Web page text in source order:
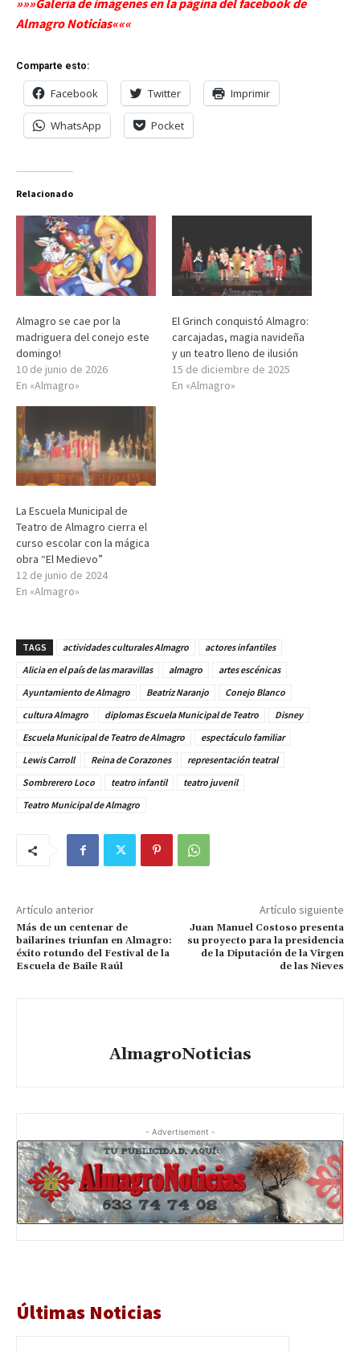
»»»Galería de imágenes en la página del facebook de
Almagro Noticias«««
Comparte esto:
Facebook Twitter Imprimir
WhatsApp Pocket
Relacionado
Almagro se cae por la
madriguera del conejo este
domingo!
10 de junio de 2026
En «Almagro»
El Grinch conquistó Almagro:
carcajadas, magia navideña
y un teatro lleno de ilusión
15 de diciembre de 2025
En «Almagro»
La Escuela Municipal de
Teatro de Almagro cierra el
curso escolar con la mágica
obra “El Medievo”
12 de junio de 2024
En «Almagro»
TAGS actividades culturales Almagro
actores infantiles
Alicia en el país de las maravillas
almagro
artes escénicas
Ayuntamiento de Almagro
Beatriz Naranjo
Conejo Blanco
cultura Almagro
diplomas Escuela Municipal de Teatro
Disney
Escuela Municipal de Teatro de Almagro
espectáculo familiar
Lewis Carroll
Reina de Corazones
representación teatral
Sombrerero Loco
teatro infantil
teatro juvenil
Teatro Municipal de Almagro
Artículo anterior
Más de un centenar de
bailarines triunfan en Almagro:
éxito rotundo del Festival de la
Escuela de Baile Raúl
Artículo siguiente
Juan Manuel Costoso presenta
su proyecto para la presidencia
de la Diputación de la Virgen
de las Nieves
AlmagroNoticias
- Advertisement -
Últimas Noticias